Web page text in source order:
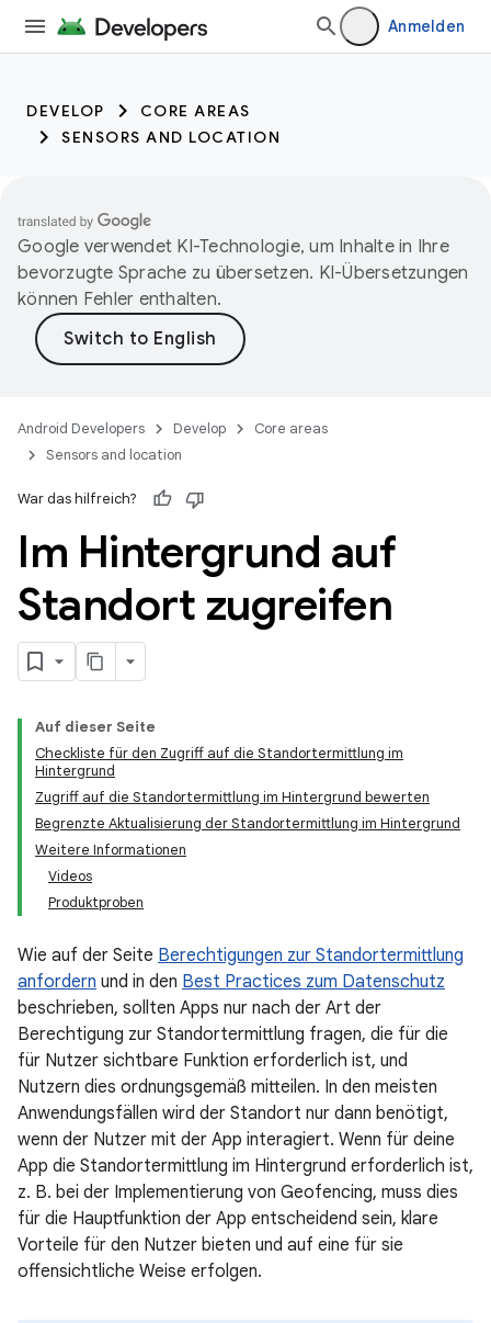
Anmelden
DEVELOP
CORE AREAS
SENSORS AND LOCATION
Google verwendet KI-Technologie, um Inhalte in Ihre
bevorzugte Sprache zu übersetzen. KI-Übersetzungen
können Fehler enthalten.
Android Developers Develop
Core areas
Sensors and location
War das hilfreich?
Im Hintergrund auf
Standort zugreifen
Auf dieser Seite
Checkliste für den Zugriff auf die Standortermittlung im
Hintergrund
Zugriff auf die Standortermittlung im Hintergrund bewerten
Begrenzte Aktualisierung der Standortermittlung im Hintergrund
Weitere Informationen
Videos
Produktproben
Wie auf der Seite Berechtigungen zur Standortermittlung
anfordern und in den Best Practices zum Datenschutz
beschrieben, sollten Apps nur nach der Art der
Berechtigung zur Standortermittlung fragen, die für die
für Nutzer sichtbare Funktion erforderlich ist, und
Nutzern dies ordnungsgemäß mitteilen. In den meisten
Anwendungsfällen wird der Standort nur dann benötigt,
wenn der Nutzer mit der App interagiert. Wenn für deine
App die Standortermittlung im Hintergrund erforderlich ist,
z. B. bei der Implementierung von Geofencing, muss dies
für die Hauptfunktion der App entscheidend sein, klare
Vorteile für den Nutzer bieten und auf eine für sie
offensichtliche Weise erfolgen.